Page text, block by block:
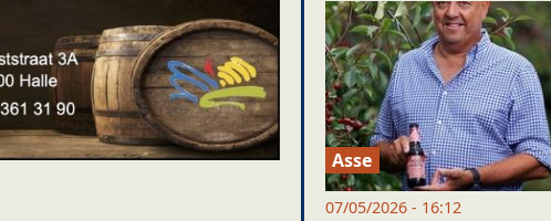
Asse
07/05/2026 - 16:12